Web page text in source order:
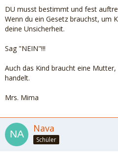
DU musst bestimmt und fest
Wenn du ein Gesetz brauchst, um
deine Unsicherheit.
Sag "NEIN"!!!
Auch das Kind braucht eine
handelt.
Mrs. Mima
Nava
Schüler